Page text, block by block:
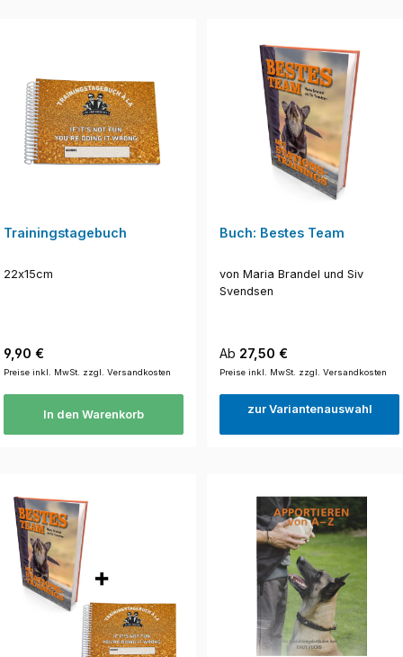
Trainingstagebuch
22x15cm
Regulärer Preis:
9,90 €
Preise inkl. MwSt. zzgl. Versandkosten
In den Warenkorb
Buch: Bestes Team
von Maria Brandel und Siv
Svendsen
Regulärer Preis:
Ab 27,50 €
Preise inkl. MwSt. zzgl. Versandkosten
zur Variantenauswahl